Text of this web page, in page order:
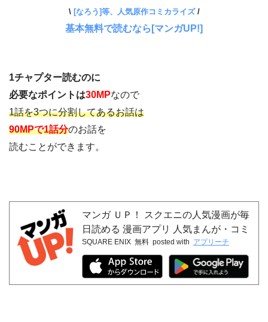
\ [なろう]等、人気原作コミカライズ/
基本無料で読むなら[マンガUP!]
1チャプター読むのに
必要なポイントは30MPなので
1話を3つに分割してあるお話は
90MPで1話分のお話を
読むことができます。
マンガ ＵＰ！ スクエニの人気漫画が毎
日読める 漫画アプリ 人気まんが・コミ
ックが無料
SQUARE ENIX 無料 posted with アプリーチ